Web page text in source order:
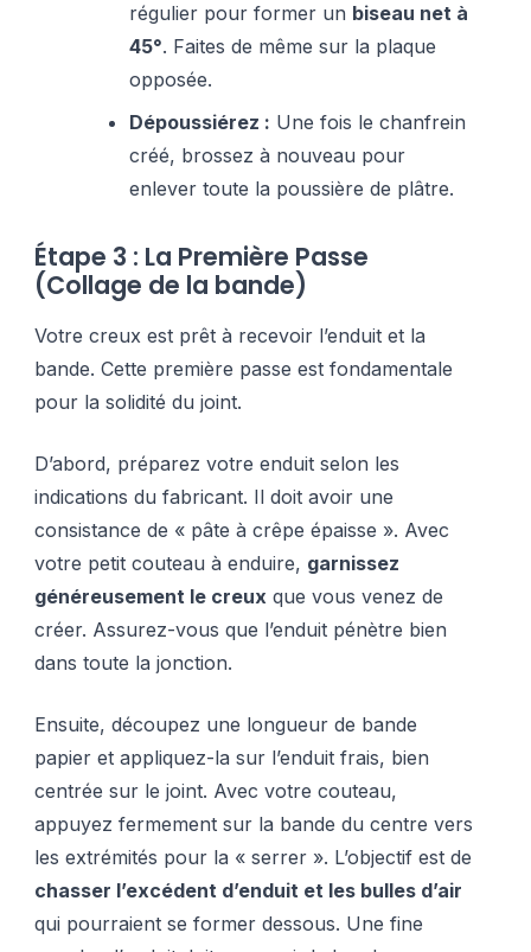
régulier pour former un biseau net à
45°. Faites de même sur la plaque
opposée.
Dépoussiérez : Une fois le chanfrein
créé, brossez à nouveau pour
enlever toute la poussière de plâtre.
Étape 3 : La Première Passe
(Collage de la bande)
Votre creux est prêt à recevoir l’enduit et la
bande. Cette première passe est fondamentale
pour la solidité du joint.
D’abord, préparez votre enduit selon les
indications du fabricant. Il doit avoir une
consistance de « pâte à crêpe épaisse ». Avec
votre petit couteau à enduire, garnissez
généreusement le creux que vous venez de
créer. Assurez-vous que l’enduit pénètre bien
dans toute la jonction.
Ensuite, découpez une longueur de bande
papier et appliquez-la sur l’enduit frais, bien
centrée sur le joint. Avec votre couteau,
appuyez fermement sur la bande du centre vers
les extrémités pour la « serrer ». L’objectif est de
chasser l’excédent d’enduit et les bulles d’air
qui pourraient se former dessous. Une fine